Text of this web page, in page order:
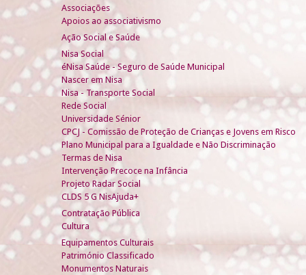
Associações
Apoios ao associativismo
Ação Social e Saúde
Nisa Social
éNisa Saúde - Seguro de Saúde Municipal
Nascer em Nisa
Nisa - Transporte Social
Rede Social
Universidade Sénior
CPCJ - Comissão de Proteção de Crianças e Jovens em Risco
Plano Municipal para a Igualdade e Não Discriminação
Termas de Nisa
Intervenção Precoce na Infância
Projeto Radar Social
CLDS 5 G NisAjuda+
Contratação Pública
Cultura
Equipamentos Culturais
Património Classificado
Monumentos Naturais